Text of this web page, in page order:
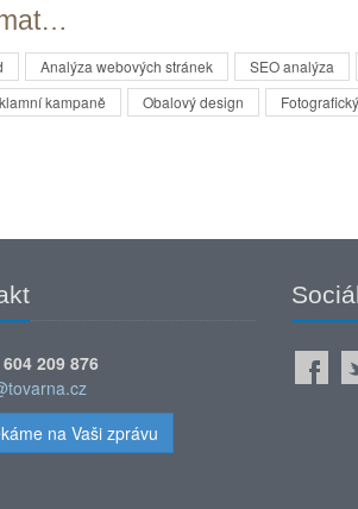
Analýza webových stránek SEO analýza
kampaně Obalový design
604 209 876
na Vaši zprávu